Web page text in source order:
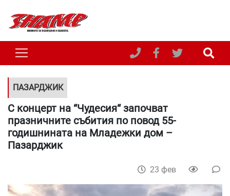
ПАЗАРДЖИК
С концерт на “Чудесия“ започват
празничните събития по повод 55-
годишнината на Младежки дом –
Пазарджик
23 фев